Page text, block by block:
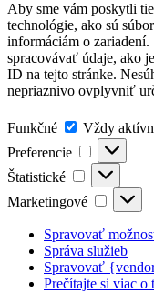
Aby sme vám poskytli
technológie, ako sú
informáciám o
spracovávať údaje, ako
ID na tejto stránke.
nepriaznivo ovplyvniť
Funkčné Funkčné
Vždy
Preferencie
Preferencie
Štatistické
Štatistické
Marketingové
Spravovať
Správa služieb
Spravovať
Prečítajte si viac o